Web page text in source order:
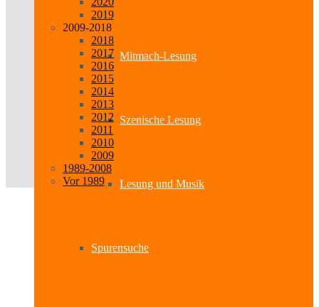
Mitmach-Lesung
Szenische Lesung
Lesung und Musik
Spurensuche
2019
2009-2018
2018
2017
2016
2015
2014
2013
2012
2011
2010
2009
1989-2008
Vor 1989